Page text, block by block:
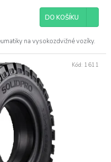
DO KOŠÍKU
na vysokozdvižné vozíky.
Kód: 1611